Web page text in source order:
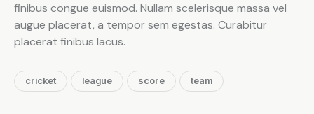
finibus congue euismod. Nullam scelerisque massa vel
augue placerat, a tempor sem egestas. Curabitur
placerat finibus lacus.
cricket league score team